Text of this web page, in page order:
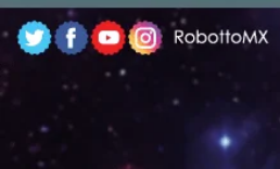
Skip
to
content